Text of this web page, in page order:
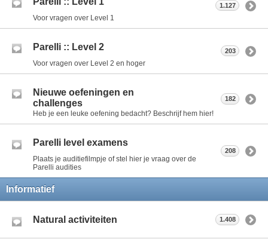
Voor vragen over Level 1
1.127
Parelli :: Level 2
Voor vragen over Level 2 en hoger
203
Nieuwe oefeningen en
challenges
Heb je een leuke oefening bedacht? Beschrijf hem hier!
182
Parelli level examens
Plaats je auditiefilmpje of stel hier je vraag over de
Parelli audities
208
Informatief
Natural activiteiten 1.408